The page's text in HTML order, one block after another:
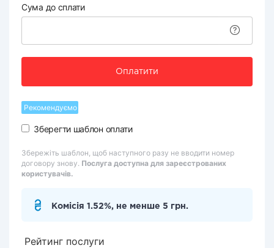
Сума до сплати
Оплатити
Рекомендуємо
Зберегти шаблон оплати
Збережіть шаблон, щоб наступного разу не вводити номер
договору знову. Послуга доступна для зареєстрованих
користувачів.
Комісія 1.52%, не менше 5 грн.
Рейтинг послуги